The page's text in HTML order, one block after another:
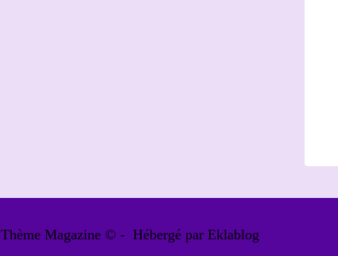
Thème Magazine © - Hébergé par Eklablog